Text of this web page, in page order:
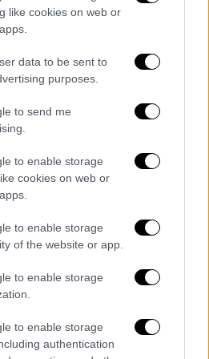
like cookies on web or
data to be sent to
purposes.
to send me
to enable storage
cookies on web or
to enable storage
of the website or app.
to enable storage
to enable storage
authentication
με στιγμές
επεισόδιο
από τη ζωή που
δουλειά και
της κυρίας Ρένας.
της κερδίζει την
κι εκείνη της τα
γνωρίζει τον Φάνη, που
την πρώτη στιγμή που
οικογένεια.
τον τραυματισμό
να σώσει την Ιουλία,